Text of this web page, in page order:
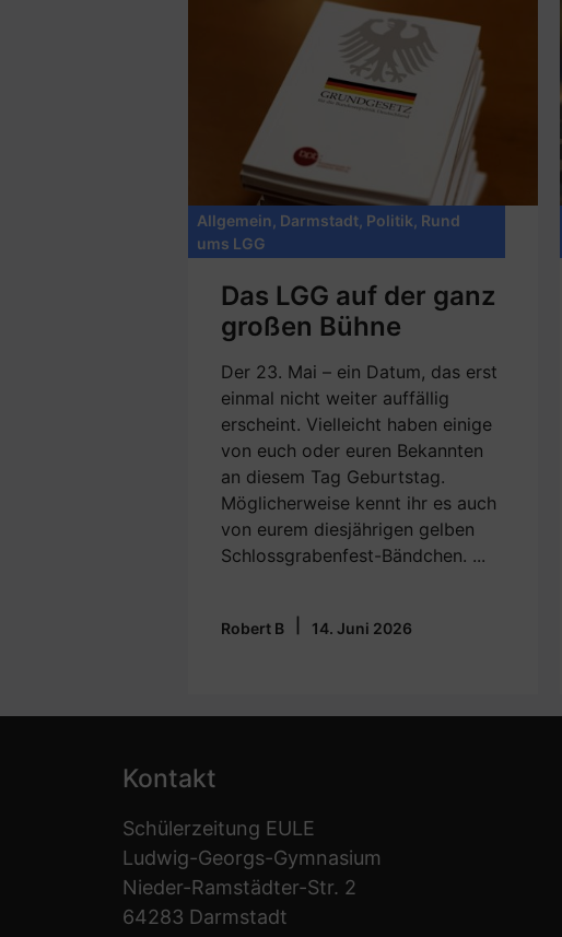
Allgemein Darmstadt Politik Rund
ums LGG
Das LGG auf der ganz
großen Bühne
Der 23. Mai – ein Datum, das erst
einmal nicht weiter auffällig
erscheint. Vielleicht haben einige
von euch oder euren Bekannten
an diesem Tag Geburtstag.
Möglicherweise kennt ihr es auch
von eurem diesjährigen gelben
Schlossgrabenfest-Bändchen. ...
Robert B 14. Juni 2026
Kontakt
Schülerzeitung EULE
Ludwig-Georgs-Gymnasium
Nieder-Ramstädter-Str. 2
64283 Darmstadt